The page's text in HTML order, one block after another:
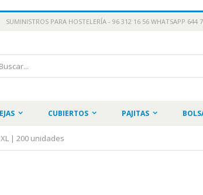
SUMINISTROS PARA HOSTELERÍA - 96 312 16 56 WHATSAPP 644
CUBIERTOS PAJITAS
| 200 unidades